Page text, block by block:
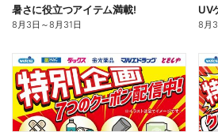
暑さに役立つアイテム満載!
8月3日 ～8月31日
UV
8月